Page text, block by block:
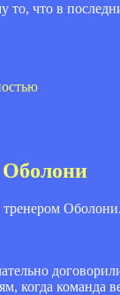
то, что в
когда команда